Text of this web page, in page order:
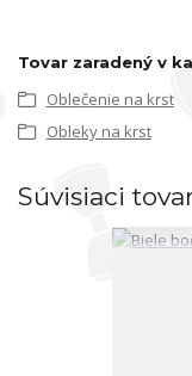
Tovar zaradený v
Oblečenie na krst
Obleky na krst
Súvisiaci